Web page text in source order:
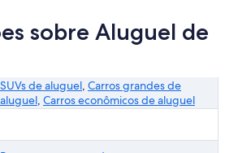
sobre Aluguel de
SUVs de aluguel, Carros grandes de
aluguel, Carros econômicos de aluguel